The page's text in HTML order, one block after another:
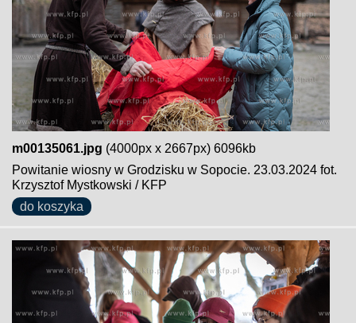
m00135061.jpg (4000px x 2667px) 6096kb
Powitanie wiosny w Grodzisku w Sopocie. 23.03.2024 fot.
Krzysztof Mystkowski / KFP
do koszyka